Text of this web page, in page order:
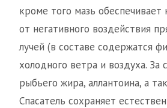
кроме того мазь
от негативного воздействия
лучей (в составе содержатся
холодного ветра и воздуха. За
рыбьего жира, аллантоина, а
Спасатель сохраняет